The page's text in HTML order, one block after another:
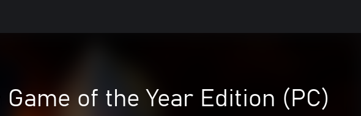
of the Year Edition (PC)